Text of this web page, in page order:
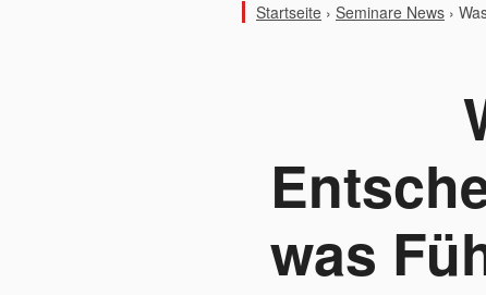
Startseite › Seminare News ›
was